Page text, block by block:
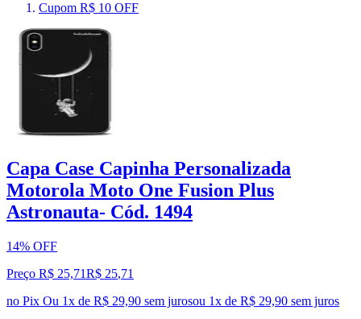
Cupom R$ 10 OFF
Capa Case Capinha Personalizada
Motorola Moto One Fusion Plus
Astronauta- Cód. 1494
14% OFF
Preço R$ 25,71R$ 25,71
no Pix Ou 1x de R$ 29,90 sem jurosou 1x de R$ 29,90 sem juros